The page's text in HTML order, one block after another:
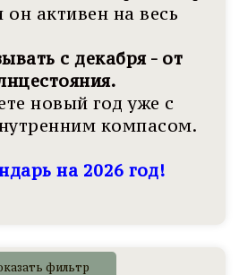
он активен на весь
с декабря - от
новый год уже с
компасом.
на 2026 год!
фильтр